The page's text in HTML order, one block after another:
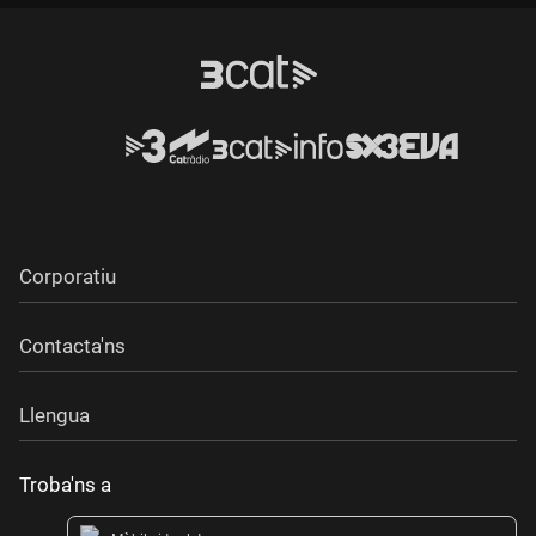
Corporatiu
Contacta'ns
Llengua
Troba'ns a